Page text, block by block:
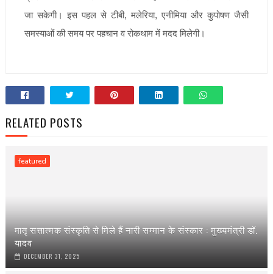
जा सकेगी। इस पहल से टीबी, मलेरिया, एनीमिया और कुपोषण जैसी
समस्याओं की समय पर पहचान व रोकथाम में मदद मिलेगी।
RELATED POSTS
featured
मातृ सत्तात्मक संस्कृति से मिले हैं नारी सम्मान के संस्कार : मुख्यमंत्री डॉ.
यादव
DECEMBER 31, 2025